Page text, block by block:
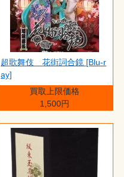
超歌舞伎 花街詞合鏡 [Blu-r
ay]
買取上限価格
1,500円